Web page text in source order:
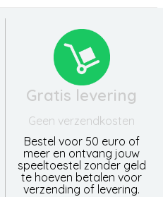
Gratis levering
Geen verzendkosten
Bestel voor 50 euro of
meer en ontvang jouw
speeltoestel zonder geld
te hoeven betalen voor
verzending of levering.